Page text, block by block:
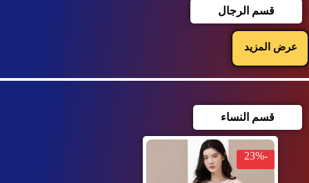
قسم الرجال
عرض المزيد
قسم النساء
-23%